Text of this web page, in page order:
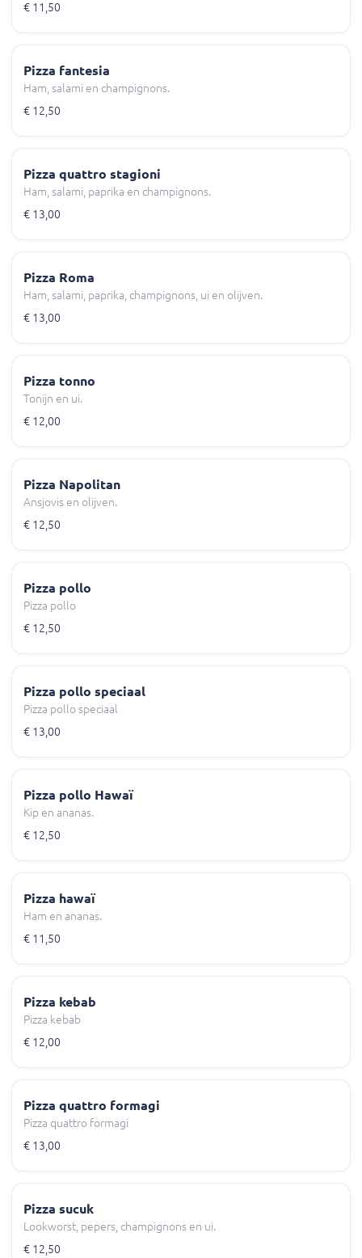
€ 11,50
Pizza fantesia
Ham, salami en champignons.
€ 12,50
Pizza quattro stagioni
Ham, salami, paprika en champignons.
€ 13,00
Pizza Roma
Ham, salami, paprika, champignons, ui en olijven.
€ 13,00
Pizza tonno
Tonijn en ui.
€ 12,00
Pizza Napolitan
Ansjovis en olijven.
€ 12,50
Pizza pollo
Pizza pollo
€ 12,50
Pizza pollo speciaal
Pizza pollo speciaal
€ 13,00
Pizza pollo Hawaï
Kip en ananas.
€ 12,50
Pizza hawaï
Ham en ananas.
€ 11,50
Pizza kebab
Pizza kebab
€ 12,00
Pizza quattro formagi
Pizza quattro formagi
€ 13,00
Pizza sucuk
Lookworst, pepers, champignons en ui.
€ 12,50